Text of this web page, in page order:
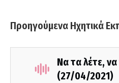
Προηγούμενα Ηχητικά
Να τα λέτε,
(27/04/2021)